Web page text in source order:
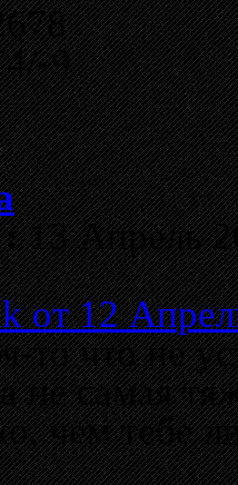
9
:13 Апрель
от 12
то что не
не самая
чем тебе